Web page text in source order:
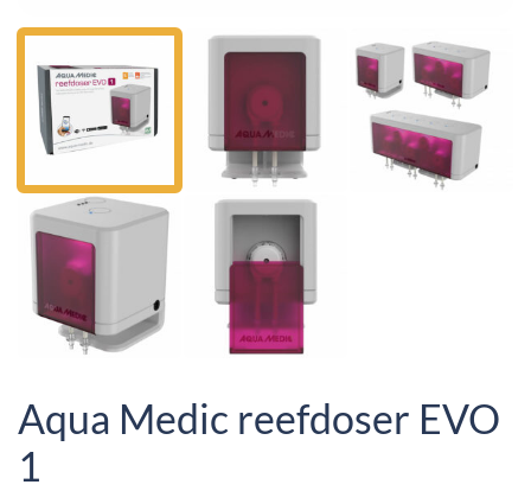
Aqua Medic reefdoser EVO
1